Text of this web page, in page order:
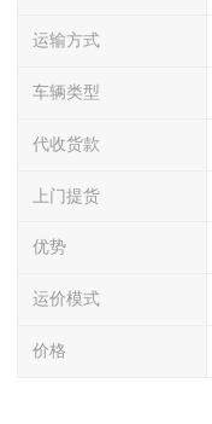
运输方式
车辆类型
代收货款
上门提货
优势
运价模式
价格